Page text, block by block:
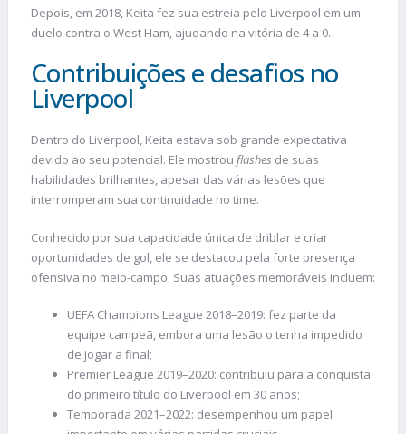
Depois, em 2018, Keita fez sua estreia pelo Liverpool em um
duelo contra o West Ham, ajudando na vitória de 4 a 0.
Contribuições e desafios no
Liverpool
Dentro do Liverpool, Keita estava sob grande expectativa
devido ao seu potencial. Ele mostrou flashes de suas
habilidades brilhantes, apesar das várias lesões que
interromperam sua continuidade no time.
Conhecido por sua capacidade única de driblar e criar
oportunidades de gol, ele se destacou pela forte presença
ofensiva no meio-campo. Suas atuações memoráveis incluem:
UEFA Champions League 2018–2019: fez parte da
equipe campeã, embora uma lesão o tenha impedido
de jogar a final;
Premier League 2019–2020: contribuiu para a conquista
do primeiro título do Liverpool em 30 anos;
Temporada 2021–2022: desempenhou um papel